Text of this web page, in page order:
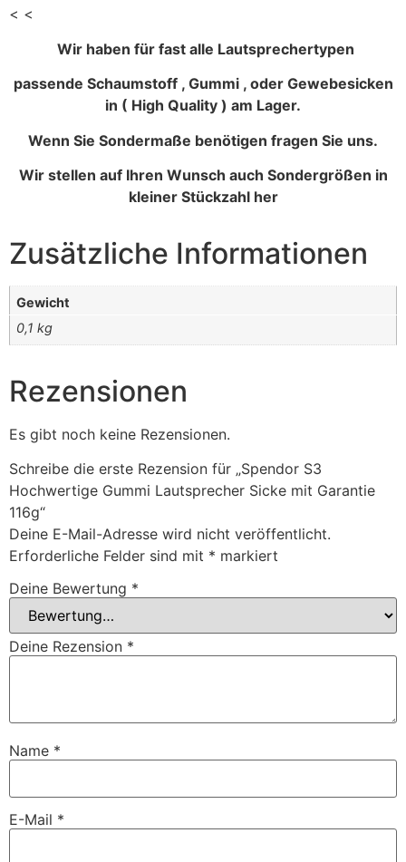
< <
Wir haben für fast alle Lautsprechertypen
passende Schaumstoff , Gummi , oder Gewebesicken
in ( High Quality ) am Lager.
Wenn Sie Sondermaße benötigen fragen Sie uns.
Wir stellen auf Ihren Wunsch auch Sondergrößen in
kleiner Stückzahl her
Zusätzliche Informationen
Gewicht
0,1 kg
Rezensionen
Es gibt noch keine Rezensionen.
Schreibe die erste Rezension für „Spendor S3
Hochwertige Gummi Lautsprecher Sicke mit Garantie
116g“
Deine E-Mail-Adresse wird nicht veröffentlicht.
Erforderliche Felder sind mit * markiert
Deine Bewertung *
Deine Rezension *
Name *
E-Mail *